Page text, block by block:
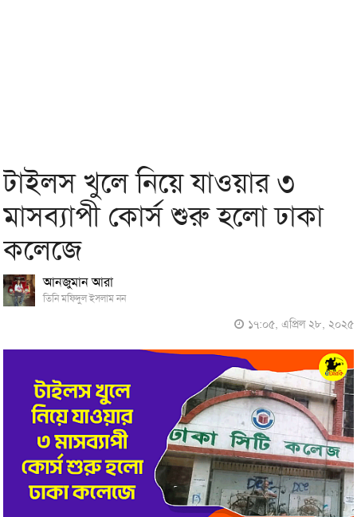
টাইলস খুলে নিয়ে যাওয়ার ৩
মাসব্যাপী কোর্স শুরু হলো ঢাকা
কলেজে
আনজুমান আরা
তিনি মফিদুল ইসলাম নন
১৭:০৫, এপ্রিল ২৮, ২০২৫